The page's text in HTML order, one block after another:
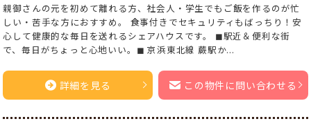
親御さんの元を初めて離れる方、社会人・学生でもご飯を作るのが忙
しい・苦手な方におすすめ。 食事付きでセキュリティもばっちり！安
心して健康的な毎日を送れるシェアハウスです。 ◼︎駅近＆便利な街
で、毎日がちょっと心地いい。◼︎ 京浜東北線 蕨駅か...
詳細を見る この物件に問い合わせる